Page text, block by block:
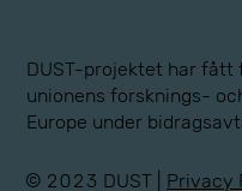
DUST-projektet har fått
unionens forsknings-
Europe under
© 2023 DUST | Privacy